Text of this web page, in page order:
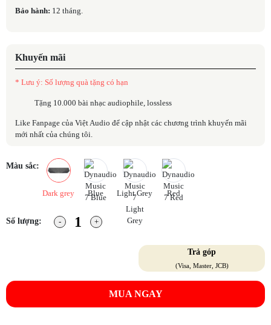
Bảo hành: 12 tháng.
Khuyến mãi
* Lưu ý: Số lượng quà tặng có hạn
Tặng 10.000 bài nhạc audiophile, lossless
Like Fanpage của Việt Audio để cập nhật các chương trình khuyến mãi
mới nhất của chúng tôi.
Màu sắc:
Dark grey Blue Light Grey Red
Số lượng:
Trả góp
(Visa, Master, JCB)
MUA NGAY